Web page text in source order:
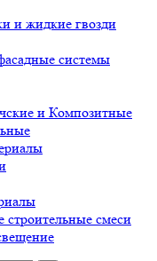
и жидкие гвозди
системы
и Композитные
смеси